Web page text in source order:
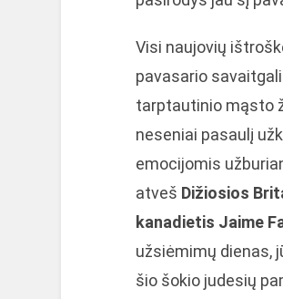
Visi naujovių
pavasario
tarptautinio mąsto
neseniai pasaulį
emocijomis
atveš Dižiosios
kanadietis Jaime
užsiėmimų dienas,
šio šokio judesių